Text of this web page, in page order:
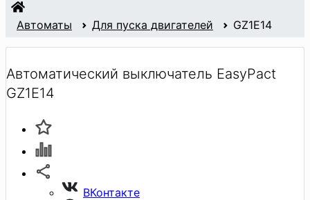
Автоматы Для пуска двигателей GZ1E14
Автоматический выключатель EasyPact
GZ1E14
ВКонтакте